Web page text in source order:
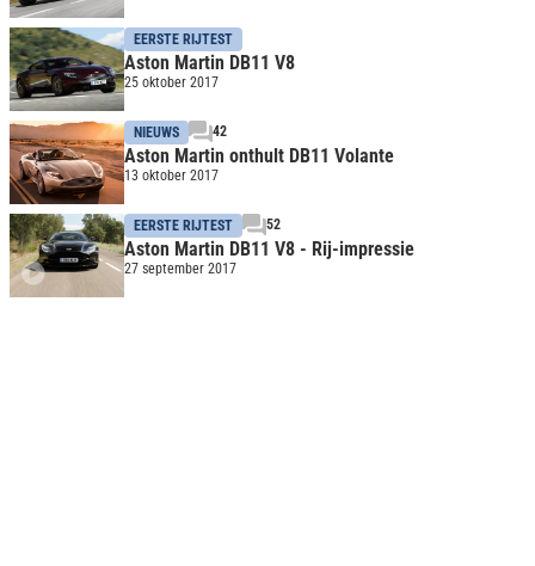
EERSTE RIJTEST
Aston Martin DB11 V8
25 oktober 2017
NIEUWS 42
Aston Martin onthult DB11 Volante
13 oktober 2017
EERSTE RIJTEST 52
Aston Martin DB11 V8 - Rij-impressie
27 september 2017